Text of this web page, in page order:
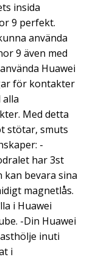
insida
9 perfekt.
använda
9 även med
Huawei
för kontakter
Med detta
stötar, smuts
-
har 3st
kan bevara sina
magnetlås.
i Huawei
-Din Huawei
inuti
i